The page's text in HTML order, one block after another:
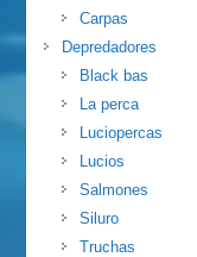
Carpas
Depredadores
Black bas
La perca
Luciopercas
Lucios
Salmones
Siluro
Truchas